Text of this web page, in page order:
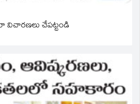
విచారణలు చేపట్టండి